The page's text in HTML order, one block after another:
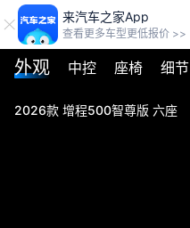
来汽车之家App
查看更多车型更低报价 >>
外观 中控 座椅 细节
2026款 增程500智尊版 六座